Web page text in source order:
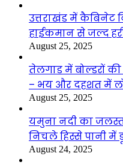
उत्तराखंड में कैबिनेट
हाईकमान से जल्द
August 25, 2025
तेलगाड में बोल्डरों की
– भय और दहशत में
August 25, 2025
यमुना नदी का
निचले हिस्से पानी में
August 24, 2025